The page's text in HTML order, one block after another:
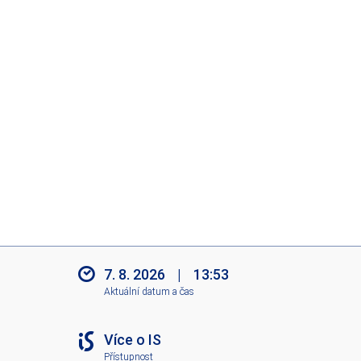
7. 8. 2026 | 13:53
Aktuální datum a čas
Více o IS
Přístupnost